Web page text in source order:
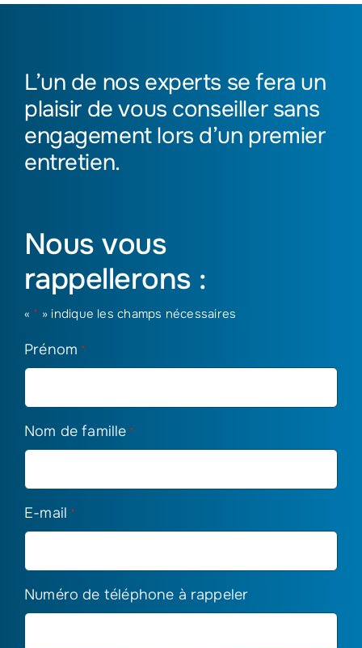
L’un de nos experts se fera un
plaisir de vous conseiller sans
engagement lors d’un premier
entretien.
Nous vous
rappellerons :
« * » indique les champs nécessaires
Prénom *
Nom de famille *
E-mail *
Numéro de téléphone à rappeler